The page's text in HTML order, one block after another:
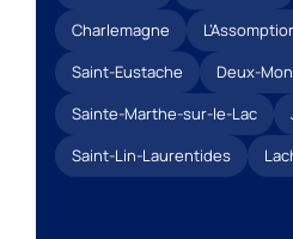
Charlemagne
Saint-Eustache
Deux-
Sainte-Marthe-sur-le-Lac
Saint-Lin-Laurentides